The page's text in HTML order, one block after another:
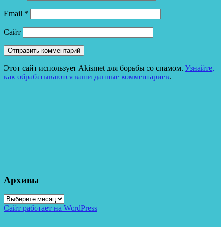
Email *
Сайт
Этот сайт использует Akismet для борьбы со спамом. Узнайте,
как обрабатываются ваши данные комментариев.
Архивы
Архивы
Сайт работает на WordPress